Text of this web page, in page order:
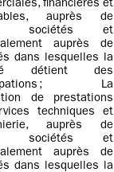
financières et
auprès de
sociétés et
auprès de
dans lesquelles la
détient des
; La
de prestations
techniques et
auprès de
sociétés et
auprès de
dans lesquelles la